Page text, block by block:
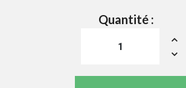
Quantité :